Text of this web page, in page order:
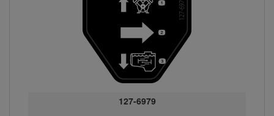
127-6979